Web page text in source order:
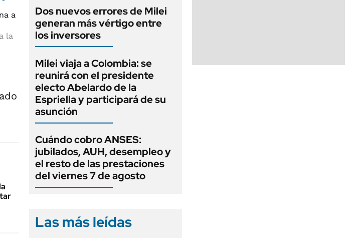
la
Dos nuevos errores de Milei
generan más vértigo entre
los inversores
Milei viaja a Colombia: se
reunirá con el presidente
electo Abelardo de la
Espriella y participará de su
asunción
Cuándo cobro ANSES:
jubilados, AUH, desempleo y
el resto de las prestaciones
del viernes 7 de agosto
Las más leídas